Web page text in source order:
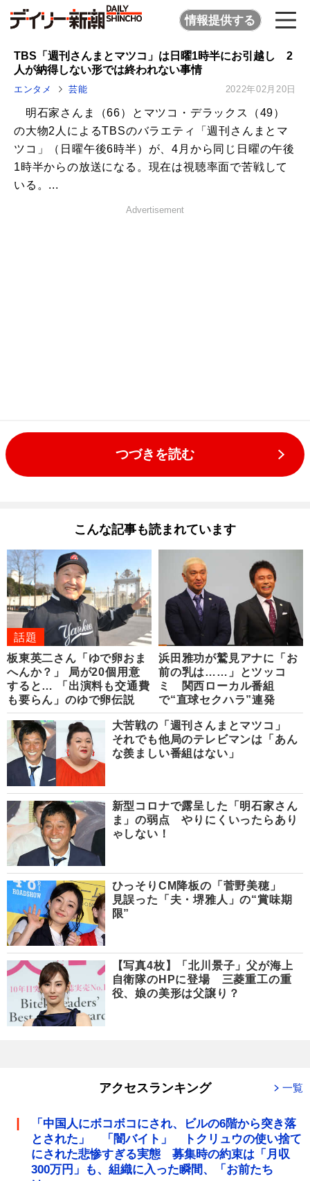
情報提供する
TBS「週刊さんまとマツコ」は日曜1時半にお引越し 2
人が納得しない形では終われない事情
エンタメ 芸能 2022年02月20日
明石家さんま（66）とマツコ・デラックス（49）
の大物2人によるTBSのバラエティ「週刊さんまとマ
ツコ」（日曜午後6時半）が、4月から同じ日曜の午後
1時半からの放送になる。現在は視聴率面で苦戦して
いる。...
Advertisement
つづきを読む
こんな記事も読まれています
話題
板東英二さん「ゆで卵おま
へんか？」 局が20個用意
すると… 「出演料も交通費
も要らん」のゆで卵伝説
浜田雅功が鷲見アナに「お
前の乳は……」とツッコ
ミ 関西ローカル番組
で“直球セクハラ”連発
大苦戦の「週刊さんまとマツコ」
それでも他局のテレビマンは「あん
な羨ましい番組はない」
新型コロナで露呈した「明石家さん
ま」の弱点 やりにくいったらあり
ゃしない！
ひっそりCM降板の「菅野美穂」
見誤った「夫・堺雅人」の“賞味期
限”
【写真4枚】「北川景子」父が海上
自衛隊のHPに登場 三菱重工の重
役、娘の美形は父譲り？
アクセスランキング 一覧
「中国人にボコボコにされ、ビルの6階から突き落
とされた」 「闇バイト」 トクリュウの使い捨て
にされた悲惨すぎる実態 募集時の約束は「月収
300万円」も、組織に入った瞬間、「お前たち